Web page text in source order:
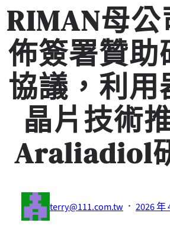
RIMAN母
佈簽署贊助
協議，利用
晶片技術
Araliadiol
terry@111.com.tw · 2026 年